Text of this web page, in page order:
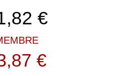
modèle qui s'intègre
de votre maison et à
Une tonnelle permanente en
solution particulièrement
€
€